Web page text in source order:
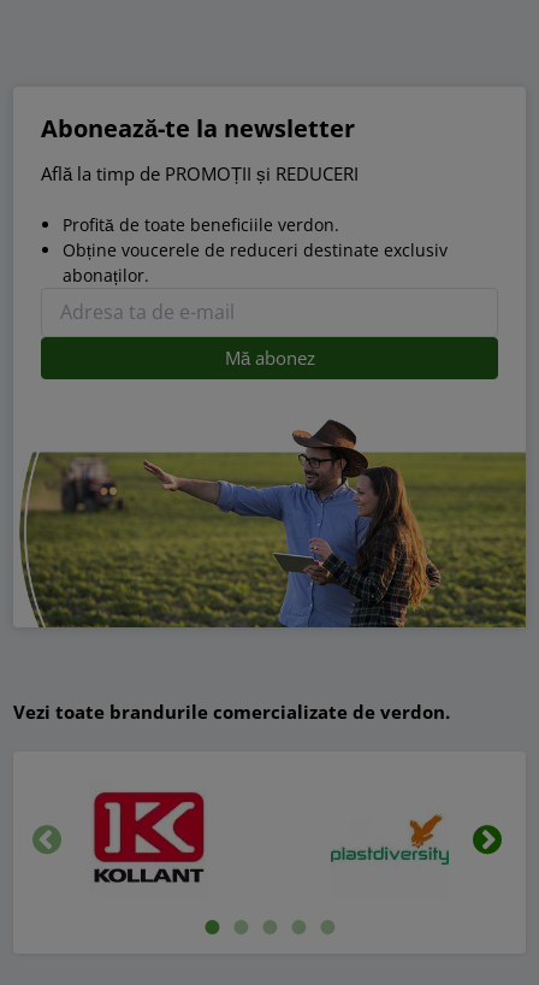
Abonează-te la newsletter
Află la timp de PROMOȚII și REDUCERI
Profită de toate beneficiile verdon.
Obține voucerele de reduceri destinate exclusiv
abonaților.
Vezi toate brandurile comercializate de verdon.
Inapoi